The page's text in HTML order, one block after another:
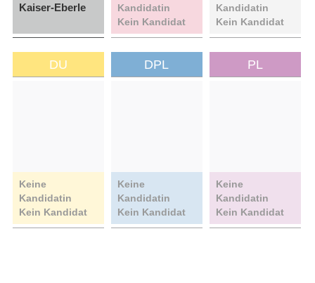
Kaiser-Eberle
Kandidatin
Kein Kandidat
Kandidatin
Kein Kandidat
DU
Keine
Kandidatin
Kein Kandidat
DPL
Keine
Kandidatin
Kein Kandidat
PL
Keine
Kandidatin
Kein Kandidat